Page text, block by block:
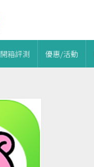
開箱評測 優惠/活動